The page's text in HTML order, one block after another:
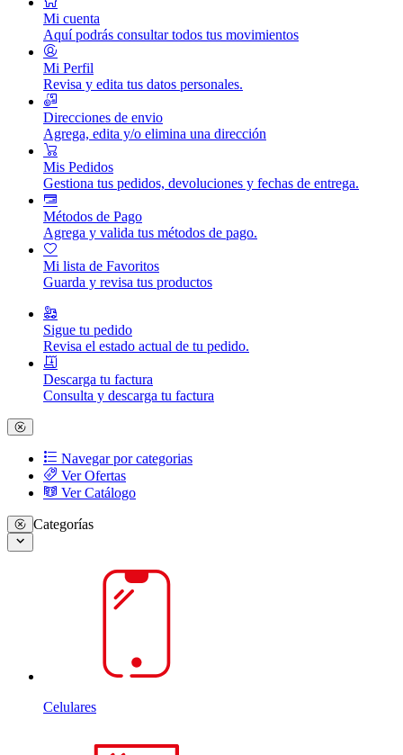
Mi cuenta
Aquí podrás consultar todos tus movimientos
Mi Perfil
Revisa y edita tus datos personales.
Direcciones de envio
Agrega, edita y/o elimina una dirección
Mis Pedidos
Gestiona tus pedidos, devoluciones y fechas de entrega.
Métodos de Pago
Agrega y valida tus métodos de pago.
Mi lista de Favoritos
Guarda y revisa tus productos
Sigue tu pedido
Revisa el estado actual de tu pedido.
Descarga tu factura
Consulta y descarga tu factura
Navegar por categorias
Ver Ofertas
Ver Catálogo
Categorías
Celulares